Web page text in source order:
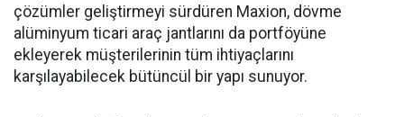
çözümler geliştirmeyi sürdüren Maxion, dövme
alüminyum ticari araç jantlarını da portföyüne
ekleyerek müşterilerinin tüm ihtiyaçlarını
karşılayabilecek bütüncül bir yapı sunuyor.